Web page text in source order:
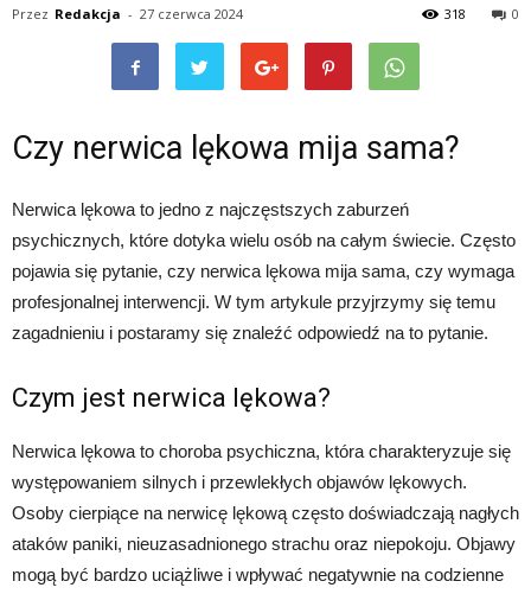
Przez Redakcja - 27 czerwca 2024 0
318
Czy nerwica lękowa mija sama?
Nerwica lękowa to jedno z najczęstszych zaburzeń
psychicznych, które dotyka wielu osób na całym świecie. Często
pojawia się pytanie, czy nerwica lękowa mija sama, czy wymaga
profesjonalnej interwencji. W tym artykule przyjrzymy się temu
zagadnieniu i postaramy się znaleźć odpowiedź na to pytanie.
Czym jest nerwica lękowa?
Nerwica lękowa to choroba psychiczna, która charakteryzuje się
występowaniem silnych i przewlekłych objawów lękowych.
Osoby cierpiące na nerwicę lękową często doświadczają nagłych
ataków paniki, nieuzasadnionego strachu oraz niepokoju. Objawy
mogą być bardzo uciążliwe i wpływać negatywnie na codzienne